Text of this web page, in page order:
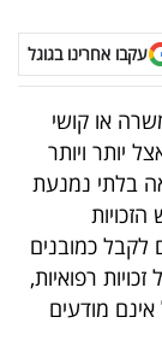
עקבו אחרינו בגוגל
או קושי
יותר ויותר
בלתי נמנעת
לקבל כמובנים
רפואיות,
מודעים